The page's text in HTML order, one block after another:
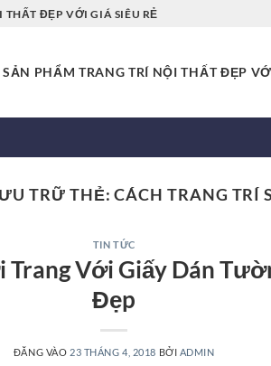
THẤT ĐẸP VỚI GIÁ SIÊU RẺ
SẢN PHẨM TRANG TRÍ NỘI THẤT ĐẸP
TRỮ THẺ:CÁCH TRANG TRÍ
TIN TỨC
Trang Với Giấy Dán
Đẹp
ĐĂNG VÀO 23 THÁNG 4, 2018 BỞI ADMIN